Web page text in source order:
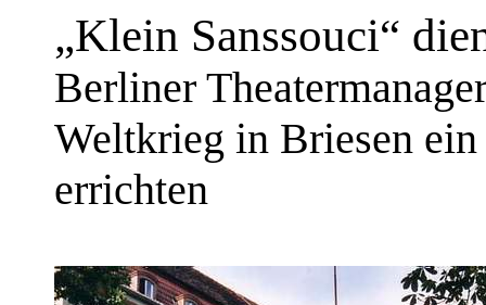
„Klein Sanssouci“
Berliner
Weltkrieg in Briesen
errichten